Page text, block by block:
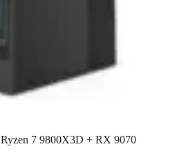
7 9800X3D + RX 9070